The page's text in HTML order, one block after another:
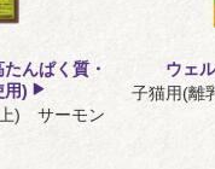
んぱく質・
用)
) サーモン
ウェ
子猫用(離